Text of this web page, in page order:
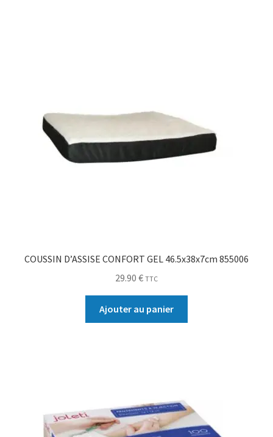
COUSSIN D’ASSISE CONFORT GEL 46.5x38x7cm 855006
29.90 € TTC
Ajouter au panier